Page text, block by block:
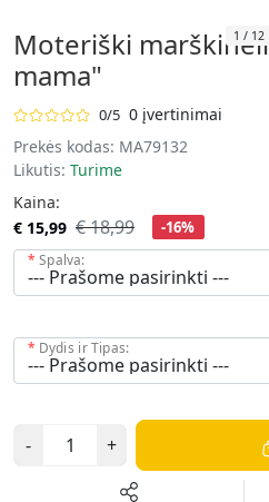
1 / 12
Moteriški
mama"
0/5 0 įvertinimai
Prekės kodas: MA79132
Likutis: Turime
Kaina:
€ 15,99 € 18,99 -16%
Spalva:
Dydis ir Tipas:
- +